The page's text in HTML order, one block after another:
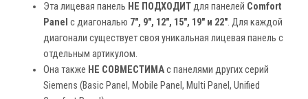
Эта лицевая панель НЕ ПОДХОДИТдля панелей Comfort
Panel с диагональю 7", 9", 12", 15", 19" и 22". Для каждой
диагонали существует своя уникальная лицевая панель с
отдельным артикулом.
Она также НЕ СОВМЕСТИМАс панелями других серий
Siemens (Basic Panel, Mobile Panel, Multi Panel, Unified